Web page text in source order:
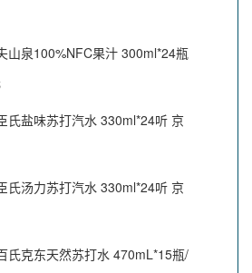
山泉100%NFC果汁 300ml*24瓶
氏盐味苏打汽水 330ml*24听 京
氏汤力苏打汽水 330ml*24听 京
氏克东天然苏打水 470mL*15瓶/